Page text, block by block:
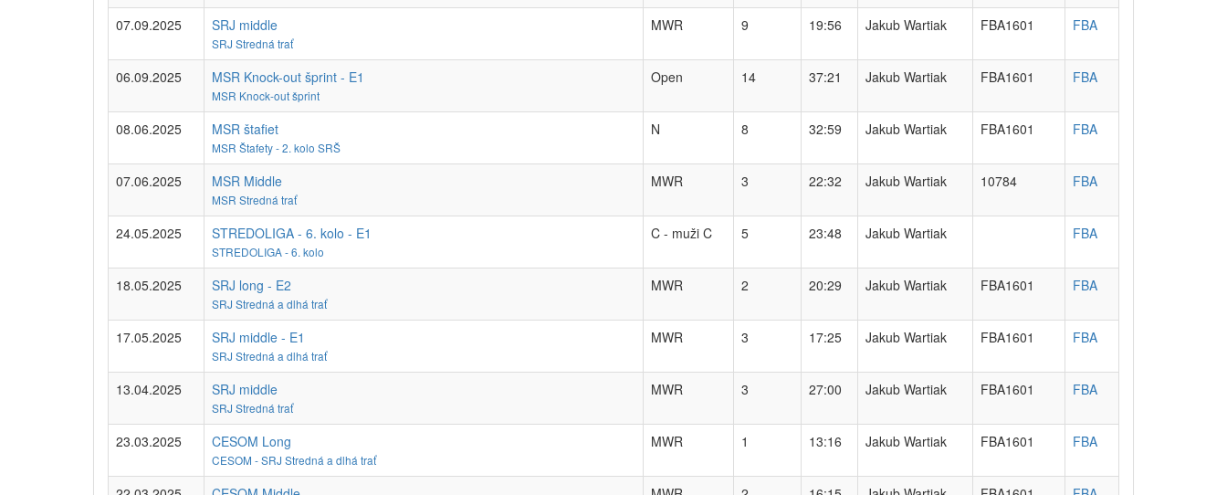
07.09.2025 SRJ middle
SRJ Stredná trať
MWR 9 19:56 Jakub Wartiak FBA1601 FBA
06.09.2025 MSR Knock-out šprint - E1
MSR Knock-out šprint
Open 14 37:21 Jakub Wartiak FBA1601 FBA
08.06.2025 MSR štafiet
MSR Štafety - 2. kolo SRŠ
N 8 32:59 Jakub Wartiak FBA1601 FBA
07.06.2025 MSR Middle
MSR Stredná trať
MWR 3 22:32 Jakub Wartiak 10784 FBA
24.05.2025 STREDOLIGA - 6. kolo - E1
STREDOLIGA - 6. kolo
C - muži C 5 23:48 Jakub Wartiak FBA
18.05.2025 SRJ long - E2
SRJ Stredná a dlhá trať
MWR 2 20:29 Jakub Wartiak FBA1601 FBA
17.05.2025 SRJ middle - E1
SRJ Stredná a dlhá trať
MWR 3 17:25 Jakub Wartiak FBA1601 FBA
13.04.2025 SRJ middle
SRJ Stredná trať
MWR 3 27:00 Jakub Wartiak FBA1601 FBA
23.03.2025 CESOM Long
CESOM - SRJ Stredná a dlhá trať
MWR 1 13:16 Jakub Wartiak FBA1601 FBA